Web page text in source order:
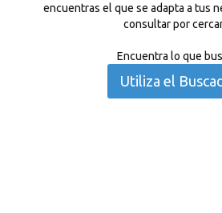
encuentras el que se adapta a tus
consultar por
Encuentra lo que
Utiliza el